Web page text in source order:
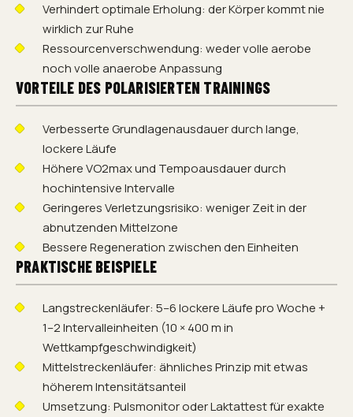
Verhindert optimale Erholung: der Körper kommt nie
wirklich zur Ruhe
Ressourcenverschwendung: weder volle aerobe
noch volle anaerobe Anpassung
VORTEILE DES POLARISIERTEN TRAININGS
Verbesserte Grundlagenausdauer durch lange,
lockere Läufe
Höhere VO2max und Tempoausdauer durch
hochintensive Intervalle
Geringeres Verletzungsrisiko: weniger Zeit in der
abnutzenden Mittelzone
Bessere Regeneration zwischen den Einheiten
PRAKTISCHE BEISPIELE
Langstreckenläufer: 5–6 lockere Läufe pro Woche +
1–2 Intervalleinheiten (10 × 400 m in
Wettkampfgeschwindigkeit)
Mittelstreckenläufer: ähnliches Prinzip mit etwas
höherem Intensitätsanteil
Umsetzung: Pulsmonitor oder Laktattest für exakte